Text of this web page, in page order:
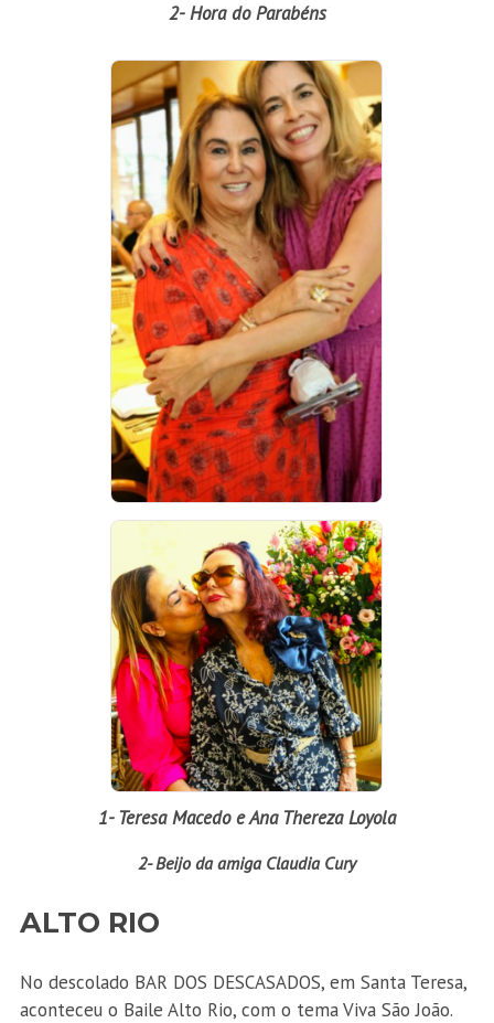
2- Hora do Parabéns
1- Teresa Macedo e Ana Thereza Loyola
2- Beijo da amiga Claudia Cury
ALTO RIO
No descolado BAR DOS DESCASADOS, em Santa Teresa,
aconteceu o Baile Alto Rio, com o tema Viva São João.